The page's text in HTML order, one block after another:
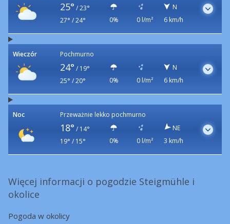
25° / 23°
27° / 24°
0% 0 l/m²
N
6 km/h
Wieczór Pochmurno
24° / 19°
25° / 20°
0% 0 l/m²
N
6 km/h
Noc Przeważnie lekko pochmurno
18° / 14°
19° / 15°
0% 0 l/m²
NE
3 km/h
Więcej informacji o pogodzie Steigmühle i
okolice
Pogoda w okolicy